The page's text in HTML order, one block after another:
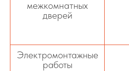
межкомнатных
дверей
Электромонтажные
работы